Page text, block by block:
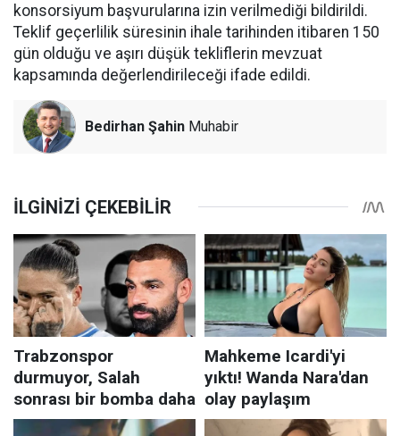
konsorsiyum başvurularına izin verilmediği bildirildi.
Teklif geçerlilik süresinin ihale tarihinden itibaren 150
gün olduğu ve aşırı düşük tekliflerin mevzuat
kapsamında değerlendirileceği ifade edildi.
Bedirhan Şahin Muhabir